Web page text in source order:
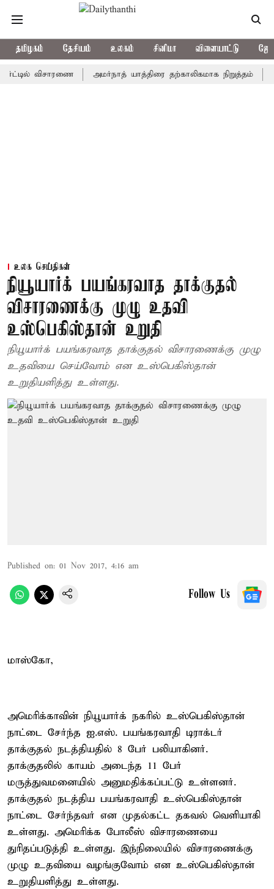
தமிழகம் தேசியம் உலகம் சினிமா விளையாட்டு
விசாரணை அமர்நாத் யாத்திரை தற்காலிகமாக நிறுத்தம்
உலக செய்திகள்
நியூயார்க் பயங்கரவாத தாக்குதல்
விசாரணைக்கு முழு உதவி
உஸ்பெகிஸ்தான் உறுதி
நியூயார்க் பயங்கரவாத தாக்குதல் விசாரணைக்கு முழு
உதவியை செய்வோம் என உஸ்பெகிஸ்தான்
உறுதியளித்து உள்ளது.
Published on: 01 Nov 2017, 4:16 am
Follow Us
மாஸ்கோ,
அமெரிக்காவின் நியூயார்க் நகரில் உஸ்பெகிஸ்தான்
நாட்டை சேர்ந்த ஐ.எஸ். பயங்கரவாதி டிராக்டர்
தாக்குதல் நடத்தியதில் 8 பேர் பலியாகினர்.
தாக்குதலில் காயம் அடைந்த 11 பேர்
மருத்துவமனையில் அனுமதிக்கப்பட்டு உள்ளனர்.
தாக்குதல் நடத்திய பயங்கரவாதி உஸ்பெகிஸ்தான்
நாட்டை சேர்ந்தவர் என முதல்கட்ட தகவல் வெளியாகி
உள்ளது. அமெரிக்க போலீஸ் விசாரணையை
துரிதப்படுத்தி உள்ளது. இந்நிலையில் விசாரணைக்கு
முழு உதவியை வழங்குவோம் என உஸ்பெகிஸ்தான்
உறுதியளித்து உள்ளது.